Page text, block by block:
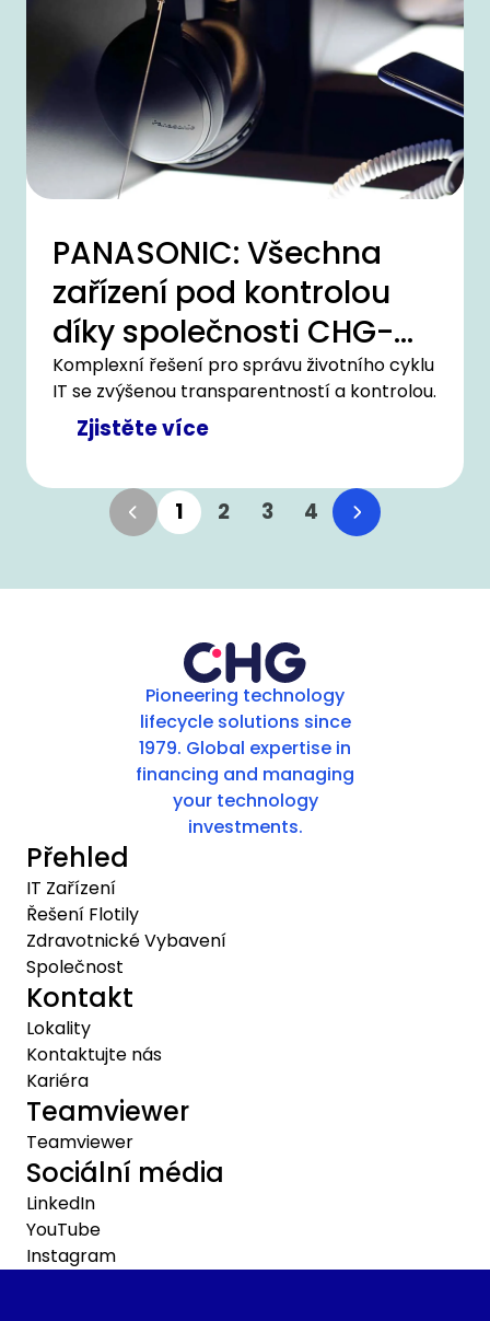
PANASONIC: Všechna
zařízení pod kontrolou
díky společnosti CHG-
MERIDIAN
Komplexní řešení pro správu životního cyklu
IT se zvýšenou transparentností a kontrolou.
Zjistěte více
1 2 3 4
Pioneering technology
lifecycle solutions since
1979. Global expertise in
financing and managing
your technology
investments.
Přehled
IT Zařízení
Řešení Flotily
Zdravotnické Vybavení
Společnost
Kontakt
Lokality
Kontaktujte nás
Kariéra
Teamviewer
Teamviewer
Sociální média
LinkedIn
YouTube
Instagram